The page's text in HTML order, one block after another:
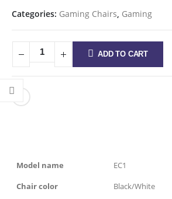
Categories: Gaming Chairs, Gaming
ADD TO CART
Model name
EC1
Chair color
Black/White